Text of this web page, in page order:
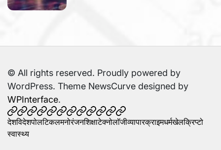
© All rights reserved. Proudly powered by
WordPress. Theme NewsCurve designed by
WPInterface.
देशविदेशपोलटिकल
मनोरंजन
शिक्षाटेक्नोलॉजी
व्यापारक्राइम
धर्मखेलक्रिप्टोस्वास्थ्य
देशविदेशपोलटिकलमनोरंजनशिक्षाटेक्नोलॉजीव्यापारक्राइमधर्मखेलक्रिप्टो
स्वास्थ्य